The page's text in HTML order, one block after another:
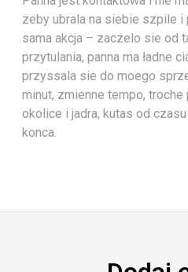
zeby ubrala na siebie szpile i
sama akcja – zaczelo sie od
przytulania, panna ma ładne
przyssala sie do moego
minut, zmienne tempo,
okolice i jadra, kutas od
konca.